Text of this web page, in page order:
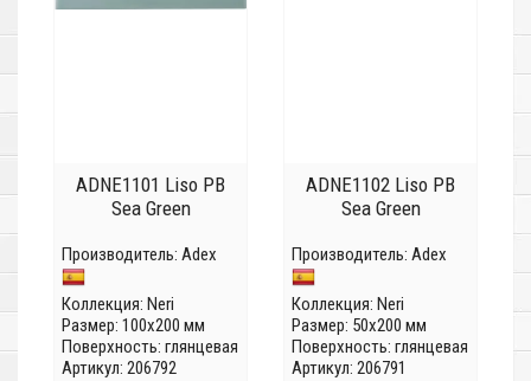
ADNE1101 Liso PB
Sea Green
Производитель: Adex
Коллекция: Neri
Размер: 100x200 мм
Поверхность: глянцевая
Артикул: 206792
ADNE1102 Liso PB
Sea Green
Производитель: Adex
Коллекция: Neri
Размер: 50x200 мм
Поверхность: глянцевая
Артикул: 206791